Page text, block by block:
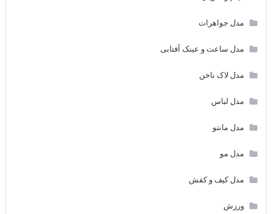
مدل جواهرات
مدل ساعت و عینک آفتابی
مدل لاک ناخن
مدل لباس
مدل مانتو
مدل مو
مدل کیف و کفش
ورزش